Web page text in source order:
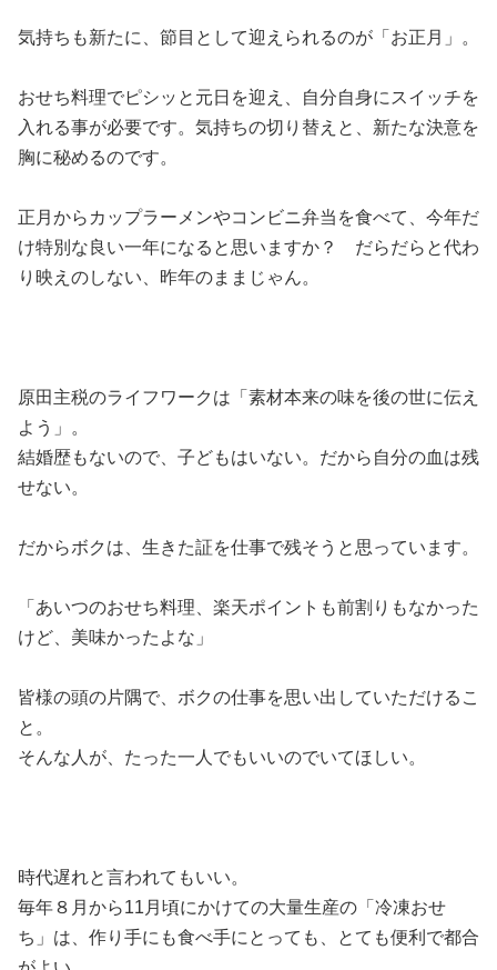
気持ちも新たに、節目として迎えられるのが「お正月」。
おせち料理でピシッと元日を迎え、自分自身にスイッチを
入れる事が必要です。気持ちの切り替えと、新たな決意を
胸に秘めるのです。
正月からカップラーメンやコンビニ弁当を食べて、今年だ
け特別な良い一年になると思いますか？ だらだらと代わ
り映えのしない、昨年のままじゃん。
原田主税のライフワークは「素材本来の味を後の世に伝え
よう」。
結婚歴もないので、子どもはいない。だから自分の血は残
せない。
だからボクは、生きた証を仕事で残そうと思っています。
「あいつのおせち料理、楽天ポイントも前割りもなかった
けど、美味かったよな」
皆様の頭の片隅で、ボクの仕事を思い出していただけるこ
と。
そんな人が、たった一人でもいいのでいてほしい。
時代遅れと言われてもいい。
毎年８月から11月頃にかけての大量生産の「冷凍おせ
ち」は、作り手にも食べ手にとっても、とても便利で都合